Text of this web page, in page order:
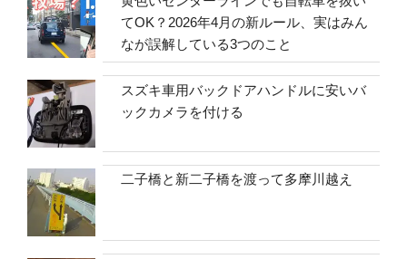
てOK？2026年4月の新ルール、実はみん
なが誤解している3つのこと
スズキ車用バックドアハンドルに安いバ
ックカメラを付ける
二子橋と新二子橋を渡って多摩川越え